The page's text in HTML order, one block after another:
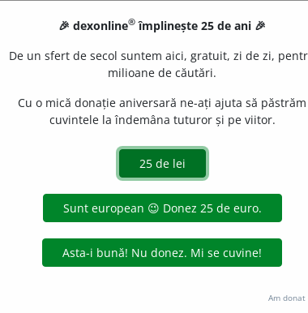
anti- + transpirant
Copyright © 2004-2026 dexonline (https://dexonline.ro)
de pe acest site, inclusiv prin orice metode de extragere
prealabil scris, cu excepția seturilor de date oferite oficial spre
🎉 dexonline® împlinește 25 de ani 🎉
De un sfert de secol suntem aici, gratuit, zi de zi,
milioane de căutări.
Cu o mică donație aniversară ne-ați ajuta să păstrăm
cuvintele la îndemâna tuturor și pe viitor.
Am donat